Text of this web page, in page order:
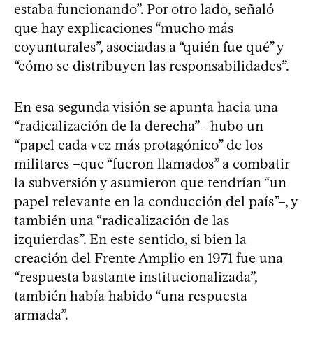
estaba funcionando”. Por otro lado, señaló
que hay explicaciones “mucho más
coyunturales”, asociadas a “quién fue qué” y
“cómo se distribuyen las responsabilidades”.
En esa segunda visión se apunta hacia una
“radicalización de la derecha” –hubo un
“papel cada vez más protagónico” de los
militares –que “fueron llamados” a combatir
la subversión y asumieron que tendrían “un
papel relevante en la conducción del país”–, y
también una “radicalización de las
izquierdas”. En este sentido, si bien la
creación del Frente Amplio en 1971 fue una
“respuesta bastante institucionalizada”,
también había habido “una respuesta
armada”.